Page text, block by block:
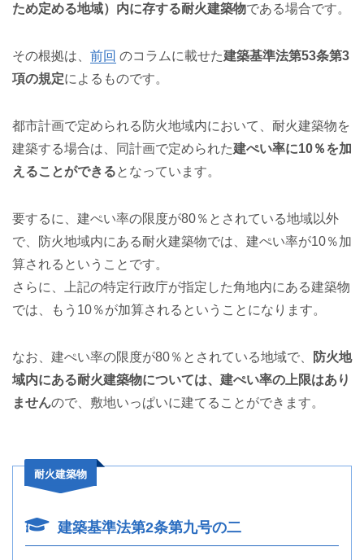
ため定める地域）内に存する耐火建築物である場合です。
その根拠は、 前回 のコラムに載せた建築基準法第53条第3
項の規定によるものです。
都市計画で定められる防火地域内において、耐火建築物を
建築する場合は、同計画で定められた建ぺい率に10％を加
えることができるとなっています。
要するに、建ぺい率の限度が80％とされている地域以外
で、防火地域内にある耐火建築物では、建ぺい率が10％加
算されるということです。
さらに、上記の特定行政庁が指定した角地内にある建築物
では、もう10％が加算されるということになります。
なお、建ぺい率の限度が80％とされている地域で、
防火地
域内にある耐火建築物については、建ぺい率の上限はあり
ませんので、敷地いっぱいに建てることができます。
耐火建築物
建築基準法第2条第九号の二